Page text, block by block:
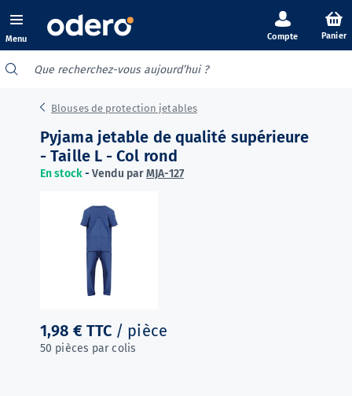
Menu Panier
Blouses de protection jetables
Pyjama jetable de qualité supérieure
- Taille L - Col rond
En stock-Vendu parMJA-127
1,98 € TTC / pièce
50 pièces par colis